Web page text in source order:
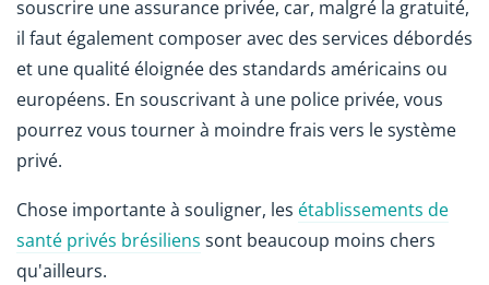
souscrire une assurance privée, car, malgré la gratuité,
il faut également composer avec des services débordés
et une qualité éloignée des standards américains ou
européens. En souscrivant à une police privée, vous
pourrez vous tourner à moindre frais vers le système
privé.
Chose importante à souligner, les établissements de
santé privés brésiliens sont beaucoup moins chers
qu'ailleurs.